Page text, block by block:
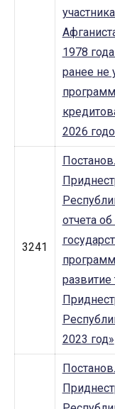
1978
ранее не
2026
3241
отчета
развитие
2023 год»